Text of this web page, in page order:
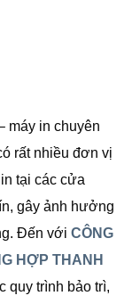
máy in chuyên
rất nhiều đơn vị
tại các cửa
gây ảnh hưởng
Đến với CÔNG
HỢP THANH
quy trình bảo trì,